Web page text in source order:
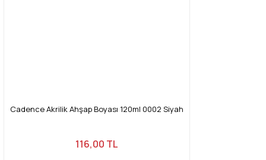
Cadence Akrilik Ahşap Boyası 120ml 0002 Siyah
116,00 TL